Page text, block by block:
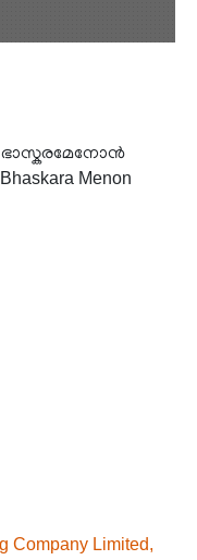
ഭാസ്കരമേനോൻ
Menon
Company Limited,